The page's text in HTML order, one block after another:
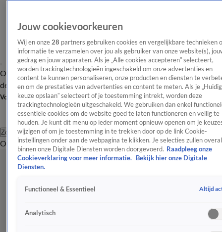
OverzichtAfleveringen Entertainment TV Algemeen
Tip
de redactieNieuwsbrief
Volg Shownieuws
Zoeken
OverzichtEntertainmentSpraakmakendRealityCrimeVideo's
Jouw cookievoorkeuren
Wij en onze 28 partners gebruiken cookies en vergelijkbare technieken
informatie te verzamelen over jou als gebruiker van onze website(s),
gedrag en jouw apparaten. Als je „Alle cookies accepteren” selecteert,
worden trackingtechnologieën ingeschakeld om onze advertenties en
content te kunnen personaliseren, onze producten en diensten te
en om de prestaties van advertenties en content te meten. Als je
keuze opslaan” selecteert of je toestemming intrekt, worden deze
trackingtechnologieën uitgeschakeld. We gebruiken dan enkel
essentiële cookies om de website goed te laten functioneren en veilig te
houden. Je kunt dit menu op ieder moment opnieuw openen om je
wijzigen of om je toestemming in te trekken door op de link Cookie-
instellingen onder aan de webpagina te klikken. Je selecties zullen overal
binnen onze Digitale Diensten worden doorgevoerd. Raadpleeg onze
Cookieverklaring voor meer informatie.
Bekijk hier onze Digitale
Diensten.
Functioneel & Essentieel Altijd
Analytisch